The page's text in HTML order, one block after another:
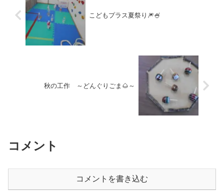
こどもプラス夏祭り🎆🍧
秋の工作 ～どんぐりごま🌰～
コメント
コメントを書き込む